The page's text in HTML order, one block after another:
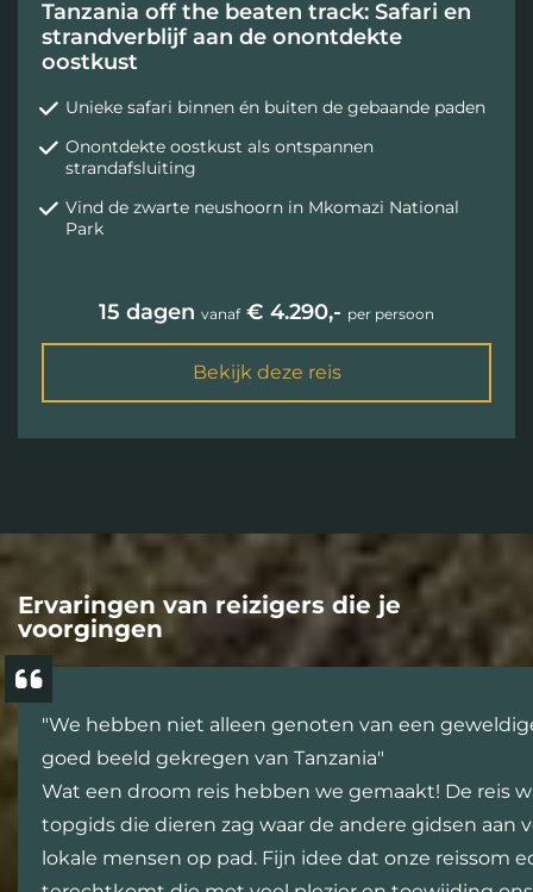
Tanzania off the beaten track: Safari en
strandverblijf aan de onontdekte
oostkust
Unieke safari binnen én buiten de gebaande paden
Onontdekte oostkust als ontspannen
strandafsluiting
Vind de zwarte neushoorn in Mkomazi National
Park
15 dagen vanaf€ 4.290,- per persoon
Bekijk deze reis
Ervaringen van reizigers die je
voorgingen
"We hebben niet alleen genoten van een
goed beeld gekregen van Tanzania"
Wat een droom reis hebben we gemaakt! De reis
topgids die dieren zag waar de andere gidsen aan
lokale mensen op pad. Fijn idee dat onze reissom